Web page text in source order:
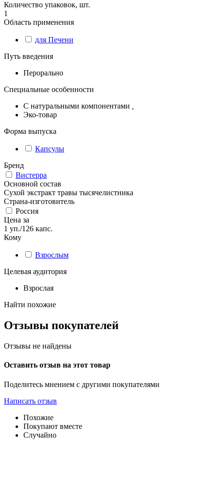
Количество упаковок, шт.
1
Область применения
для Печени
Путь введения
Перорально
Специальные особенности
С натуральными компонентами
Эко-товар
Форма выпуска
Капсулы
Бренд
Вистерра
Основной состав
Сухой экстракт травы тысячелистника
Страна-изготовитель
Россия
Цена за
1 уп./126 капс.
Кому
Взрослым
Целевая аудитория
Взрослая
Найти похожие
Отзывы покупателей
Отзывы не найдены
Оставить отзыв на этот товар
Поделитесь мнением с другими покупателями
Написать отзыв
Похожие
Покупают вместе
Случайно